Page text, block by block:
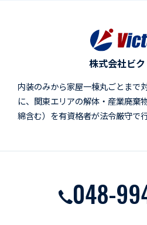
株式会社ビ
内装のみから家屋一棟丸ごとまで
に、関東エリアの解体・産業廃棄
綿含む）を有資格者が法令厳守で行
048-